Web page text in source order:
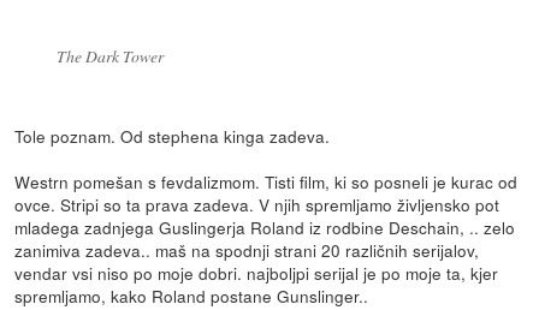
The Dark Tower
Tole poznam. Od stephena kinga zadeva.
Westrn pomešan s fevdalizmom. Tisti film, ki so posneli je kurac od
ovce. Stripi so ta prava zadeva. V njih spremljamo življensko pot
mladega zadnjega Guslingerja Roland iz rodbine Deschain, .. zelo
zanimiva zadeva.. maš na spodnji strani 20 različnih serijalov,
vendar vsi niso po moje dobri. najboljpi serijal je po moje ta, kjer
spremljamo, kako Roland postane Gunslinger..